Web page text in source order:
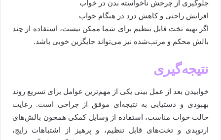
جلوگیری از چرخش ناخواسته بدن در خواب
افزایش راحتی و کاهش درد در هنگام خواب
اگر تهیه تخت قابل تنظیم برای شما ممکن نیست، استفاده از چند
بالش محکم و مرتب‌شده نیز می‌تواند جایگزین خوبی باشد.
نتیجه‌گیری
خوابیدن بعد از عمل بینی یکی از مهم‌ترین عوامل برای تسریع روند
بهبودی و دستیابی به نتیجه‌ای موفق از جراحی است. رعایت
حالت خواب مناسب، استفاده از وسایل کمکی همچون بالش‌های
ارتوپدی و تخت‌های قابل تنظیم، و پرهیز از اشتباهات رایج،